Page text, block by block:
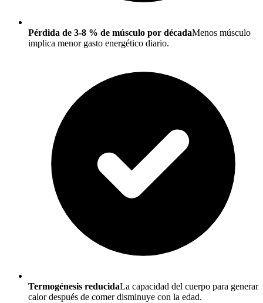
Pérdida de 3-8 % de músculo por décadaMenos músculo
implica menor gasto energético diario.
Termogénesis reducidaLa capacidad del cuerpo para generar
calor después de comer disminuye con la edad.